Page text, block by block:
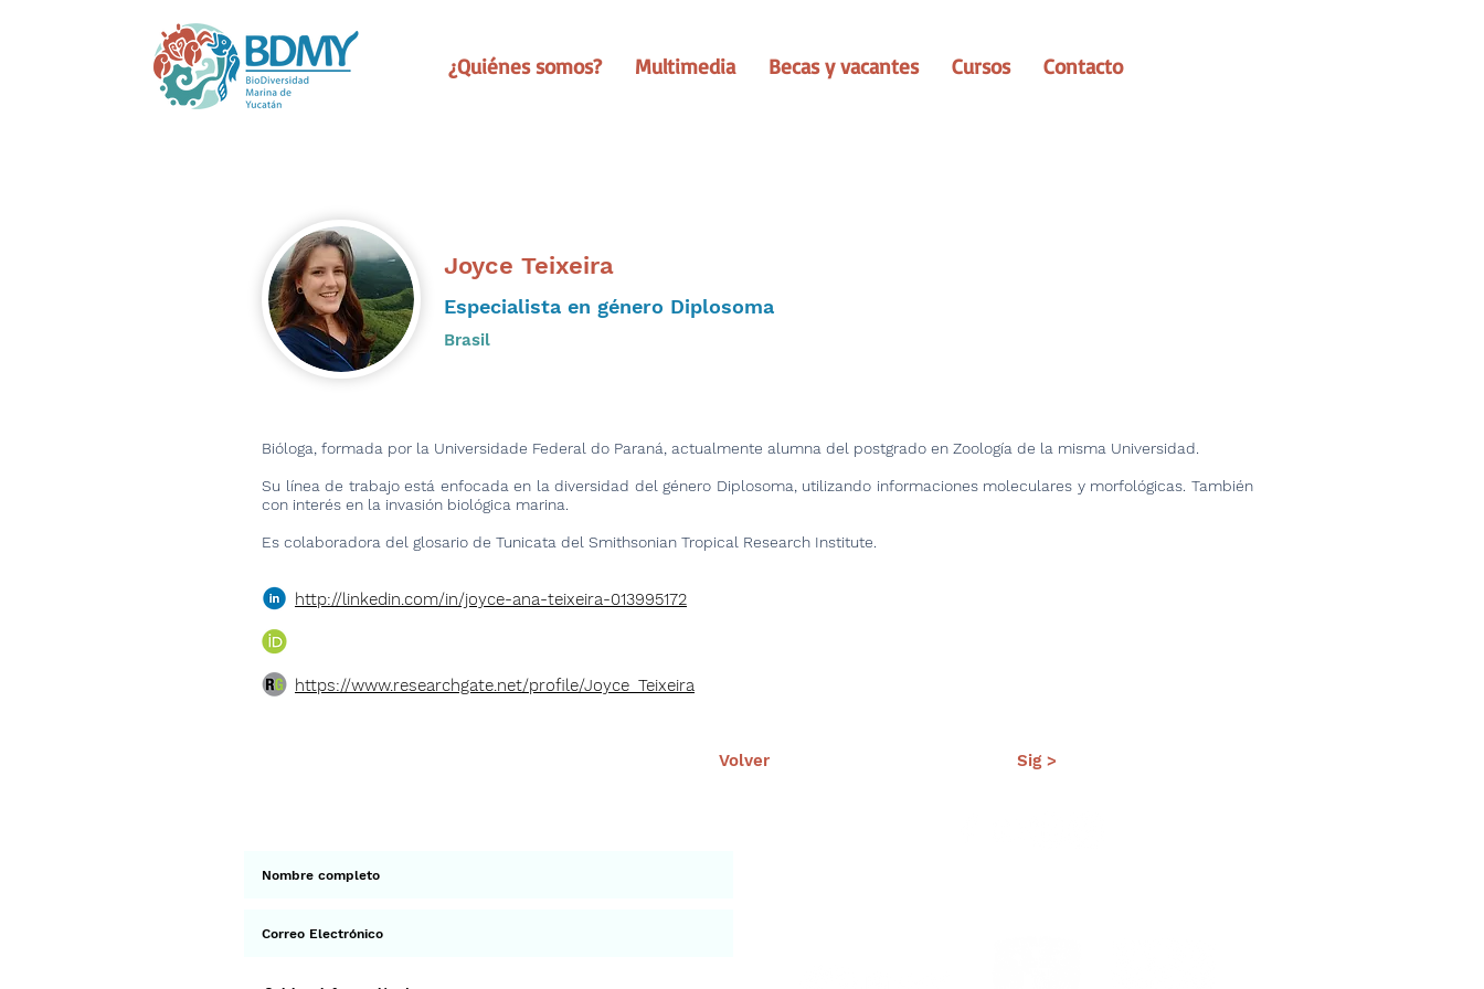
¿Quiénes somos? Multimedia Becas y vacantes Cursos Contacto
Joyce Teixeira
Especialista en género Diplosoma
Brasil
Bióloga, formada por la Universidade Federal do Paraná, actualmente alumna del postgrado en Zoología de la misma Universidad.
Su línea de trabajo está enfocada en la diversidad del género Diplosoma, utilizando informaciones moleculares y morfológicas. También
con interés en la invasión biológica marina.
Es colaboradora del glosario de Tunicata del Smithsonian Tropical Research Institute.
http://linkedin.com/in/joyce-ana-teixeira-013995172
https://www.researchgate.net/profile/Joyce_Teixeira
Volver Sig >